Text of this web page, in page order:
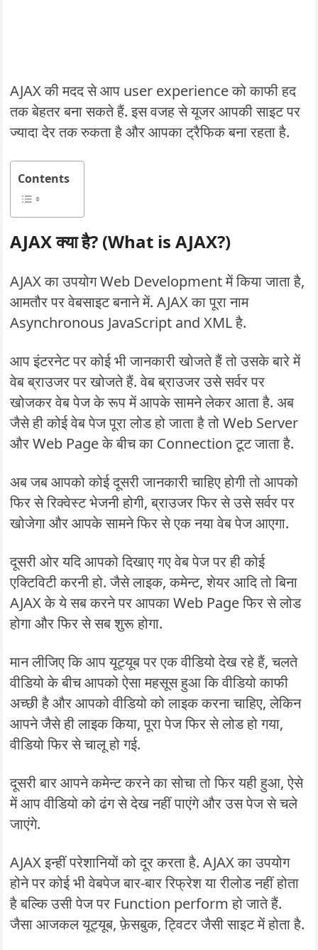
AJAX की मदद से आप user experience को काफी हद
तक बेहतर बना सकते हैं. इस वजह से यूजर आपकी साइट पर
ज्यादा देर तक रुकता है और आपका ट्रैफिक बना रहता है.
Contents
AJAX क्या है? (What is AJAX?)
AJAX का उपयोग Web Development में किया जाता है,
आमतौर पर वेबसाइट बनाने में. AJAX का पूरा नाम
Asynchronous JavaScript and XML है.
आप इंटरनेट पर कोई भी जानकारी खोजते हैं तो उसके बारे में
वेब ब्राउजर पर खोजते हैं. वेब ब्राउजर उसे सर्वर पर
खोजकर वेब पेज के रूप में आपके सामने लेकर आता है. अब
जैसे ही कोई वेब पेज पूरा लोड हो जाता है तो Web Server
और Web Page के बीच का Connection टूट जाता है.
अब जब आपको कोई दूसरी जानकारी चाहिए होगी तो आपको
फिर से रिक्वेस्ट भेजनी होगी, ब्राउजर फिर से उसे सर्वर पर
खोजेगा और आपके सामने फिर से एक नया वेब पेज आएगा.
दूसरी ओर यदि आपको दिखाए गए वेब पेज पर ही कोई
एक्टिविटी करनी हो. जैसे लाइक, कमेन्ट, शेयर आदि तो बिना
AJAX के ये सब करने पर आपका Web Page फिर से लोड
होगा और फिर से सब शुरू होगा.
मान लीजिए कि आप यूट्यूब पर एक वीडियो देख रहे हैं, चलते
वीडियो के बीच आपको ऐसा महसूस हुआ कि वीडियो काफी
अच्छी है और आपको वीडियो को लाइक करना चाहिए, लेकिन
आपने जैसे ही लाइक किया, पूरा पेज फिर से लोड हो गया,
वीडियो फिर से चालू हो गई.
दूसरी बार आपने कमेन्ट करने का सोचा तो फिर यही हुआ, ऐसे
में आप वीडियो को ढंग से देख नहीं पाएंगे और उस पेज से चले
जाएंगे.
AJAX इन्हीं परेशानियों को दूर करता है. AJAX का उपयोग
होने पर कोई भी वेबपेज बार-बार रिफ्रेश या रीलोड नहीं होता
है बल्कि उसी पेज पर Function perform हो जाते हैं.
जैसा आजकल यूट्यूब, फ़ेसबुक, ट्विटर जैसी साइट में होता है.